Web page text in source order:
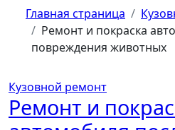
Главная страница
Ремонт и покраска
повреждения животных
Кузовной ремонт
Ремонт и